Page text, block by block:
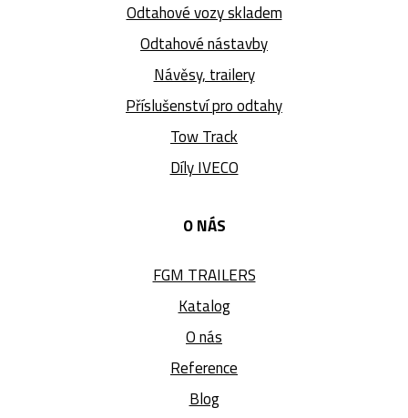
Odtahové vozy skladem
Odtahové nástavby
Návěsy, trailery
Příslušenství pro odtahy
Tow Track
Díly IVECO
O NÁS
FGM TRAILERS
Katalog
O nás
Reference
Blog